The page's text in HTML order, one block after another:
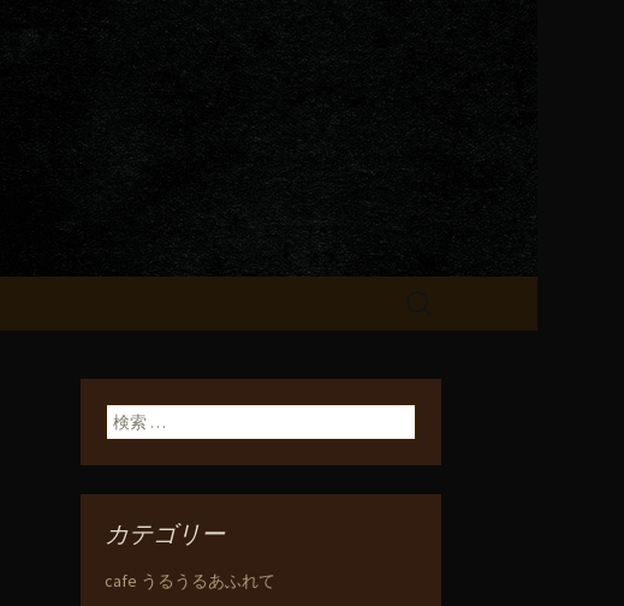
が飲める「一
検索:
カテゴリー
cafe うるうるあふれて